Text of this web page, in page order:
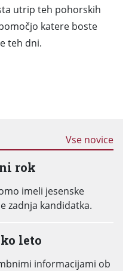
utrip teh pohorskih
katere boste
teh dni.
Vse novice
rok
imeli jesenske
zadnja kandidatka.
leto
informacijami ob